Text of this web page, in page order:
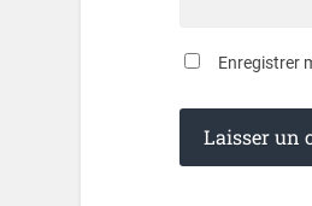
Enregistrer